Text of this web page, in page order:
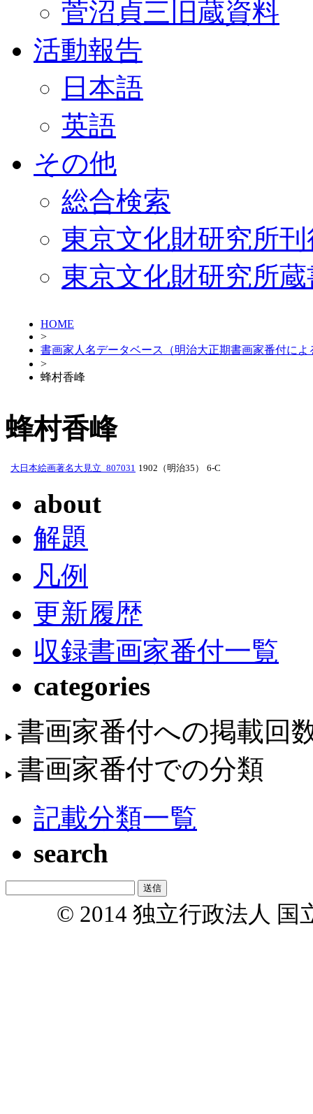
菅沼貞三旧蔵資料
活動報告
日本語
英語
その他
総合検索
東京文化財研究所
東京文化財研究所
HOME
>
書画家人名データベース（明治大正期書画家番付によ
>
蜂村香峰
蜂村香峰
大日本絵画著名大見立_807031 1902（明治35） 6-C
about
解題
凡例
更新履歴
収録書画家番付一覧
categories
書画家番付への掲載回
書画家番付での分類
記載分類一覧
search
© 2014 独立行政法人 国